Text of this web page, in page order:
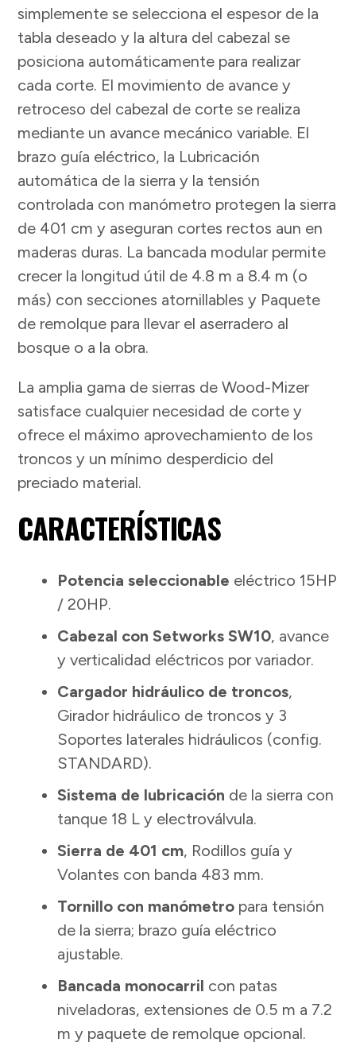
simplemente se selecciona el espesor de la
tabla deseado y la altura del cabezal se
posiciona automáticamente para realizar
cada corte. El movimiento de avance y
retroceso del cabezal de corte se realiza
mediante un avance mecánico variable. El
brazo guía eléctrico, la Lubricación
automática de la sierra y la tensión
controlada con manómetro protegen la sierra
de 401 cm y aseguran cortes rectos aun en
maderas duras. La bancada modular permite
crecer la longitud útil de 4.8 m a 8.4 m (o
más) con secciones atornillables y Paquete
de remolque para llevar el aserradero al
bosque o a la obra.
La amplia gama de sierras de Wood-Mizer
satisface cualquier necesidad de corte y
ofrece el máximo aprovechamiento de los
troncos y un mínimo desperdicio del
preciado material.
CARACTERÍSTICAS
Potencia seleccionable eléctrico 15HP
/ 20HP.
Cabezal con Setworks SW10, avance
y verticalidad eléctricos por variador.
Cargador hidráulico de troncos,
Girador hidráulico de troncos y 3
Soportes laterales hidráulicos (config.
STANDARD).
Sistema de lubricación de la sierra con
tanque 18 L y electroválvula.
Sierra de 401 cm, Rodillos guía y
Volantes con banda 483 mm.
Tornillo con manómetro para tensión
de la sierra; brazo guía eléctrico
ajustable.
Bancada monocarril con patas
niveladoras, extensiones de 0.5 m a 7.2
m y paquete de remolque opcional.